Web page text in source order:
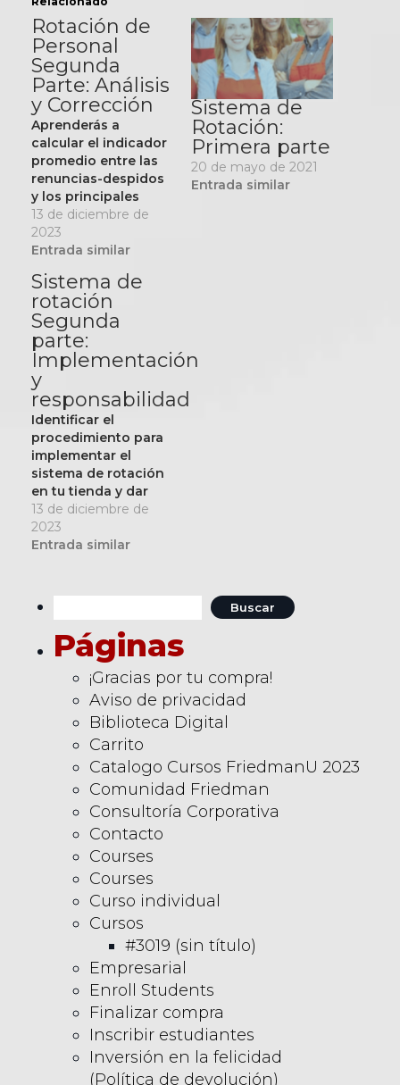
Rotación de
Personal
Segunda
Parte: Análisis
y Corrección
Aprenderás a
calcular el indicador
promedio entre las
renuncias-despidos
y los principales
motivos de rotación.
13 de diciembre de
2023
Entrada similar
Sistema de
Rotación:
Primera parte
20 de mayo de 2021
Entrada similar
Sistema de
rotación
Segunda
parte:
Implementación
y
responsabilidad
Identificar el
procedimiento para
implementar el
sistema de rotación
en tu tienda y dar
seguimiento con
responsabilidad.
13 de diciembre de
2023
Entrada similar
Páginas
¡Gracias por tu compra!
Aviso de privacidad
Biblioteca Digital
Carrito
Catalogo Cursos FriedmanU 2023
Comunidad Friedman
Consultoría Corporativa
Contacto
Courses
Courses
Curso individual
Cursos
#3019 (sin título)
Empresarial
Enroll Students
Finalizar compra
Inscribir estudiantes
Inversión en la felicidad
(Política de devolución)